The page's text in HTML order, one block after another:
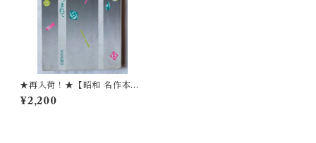
★再入荷！★【昭和 名作本】
お菓子の香りにつつまれて
山本道子
¥2,200